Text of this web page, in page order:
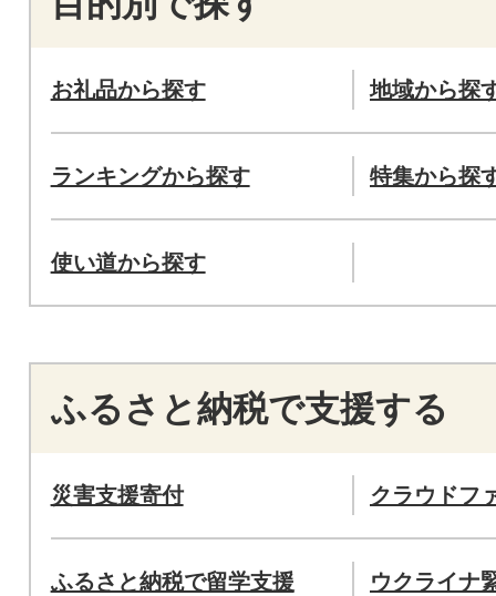
お礼品から探す 地域から探
ランキングから探す 特集から探
使い道から探す
ふるさと納税で支援する
災害支援寄付 クラウドフ
ふるさと納税で留学支援 ウクライナ